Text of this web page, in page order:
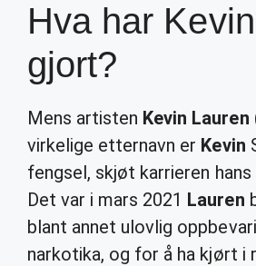
Hva har
gjort?
Mens artisten Kevin Lauren
virkelige etternavn er Kevin
fengsel, skjøt karrieren
Det var i mars 2021 Lauren
blant annet ulovlig
narkotika, og for å ha kjørt i